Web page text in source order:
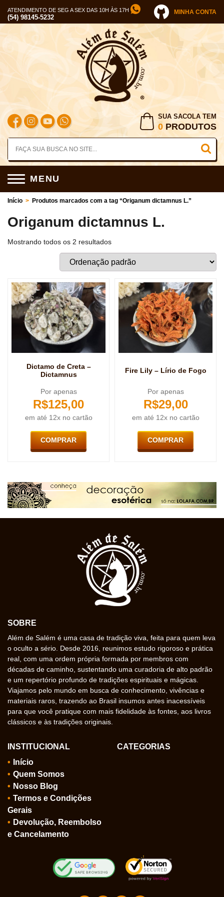
ATENDIMENTO DE SEG A SEX DAS 10H ÀS 17H
(54) 98145-5232
MINHA CONTA
SUA SACOLA TEM
0 PRODUTOS
MENU
Início > Produtos marcados com a tag “Origanum dictamnus L.”
Origanum dictamnus L.
Mostrando todos os 2 resultados
Dictamo de Creta –
Dictamnus
Por apenas
R$125,00
em até 12x no cartão
COMPRAR
Fire Lily – Lírio de Fogo
Por apenas
R$29,00
em até 12x no cartão
COMPRAR
SOBRE
Além de Salém é uma casa de tradição viva, feita para quem leva
o oculto a sério. Desde 2016, reunimos estudo rigoroso e prática
real, com uma ordem própria formada por membros com
décadas de caminho, sustentando uma curadoria de alto padrão
e um repertório profundo de tradições espirituais e mágicas.
Viajamos pelo mundo em busca de conhecimento, vivências e
materiais raros, trazendo ao Brasil insumos antes inacessíveis
para que você pratique com mais fidelidade às fontes, aos livros
clássicos e às tradições originais.
INSTITUCIONAL
Início
Quem Somos
Nosso Blog
Termos e Condições
Gerais
Devolução, Reembolso
e Cancelamento
CATEGORIAS